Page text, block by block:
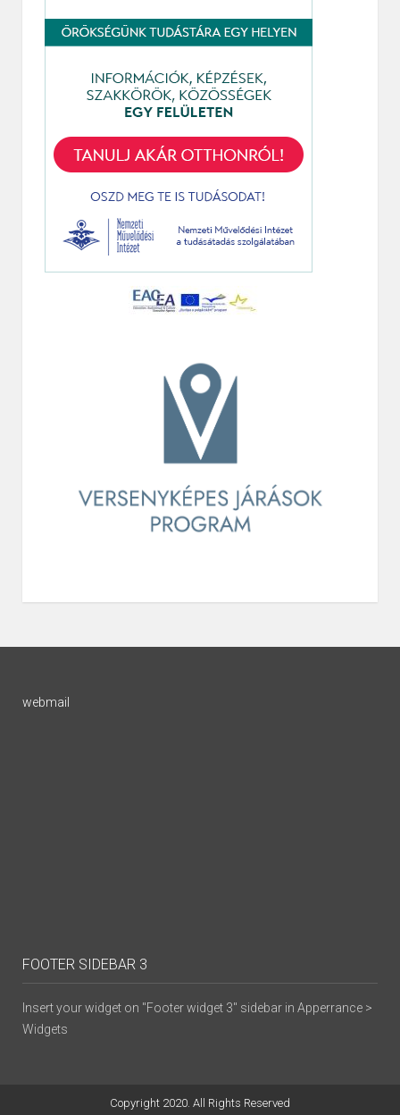
webmail
FOOTER SIDEBAR 3
Insert your widget on "Footer widget 3" sidebar in Apperrance >
Widgets
Copyright 2020. All Rights Reserved